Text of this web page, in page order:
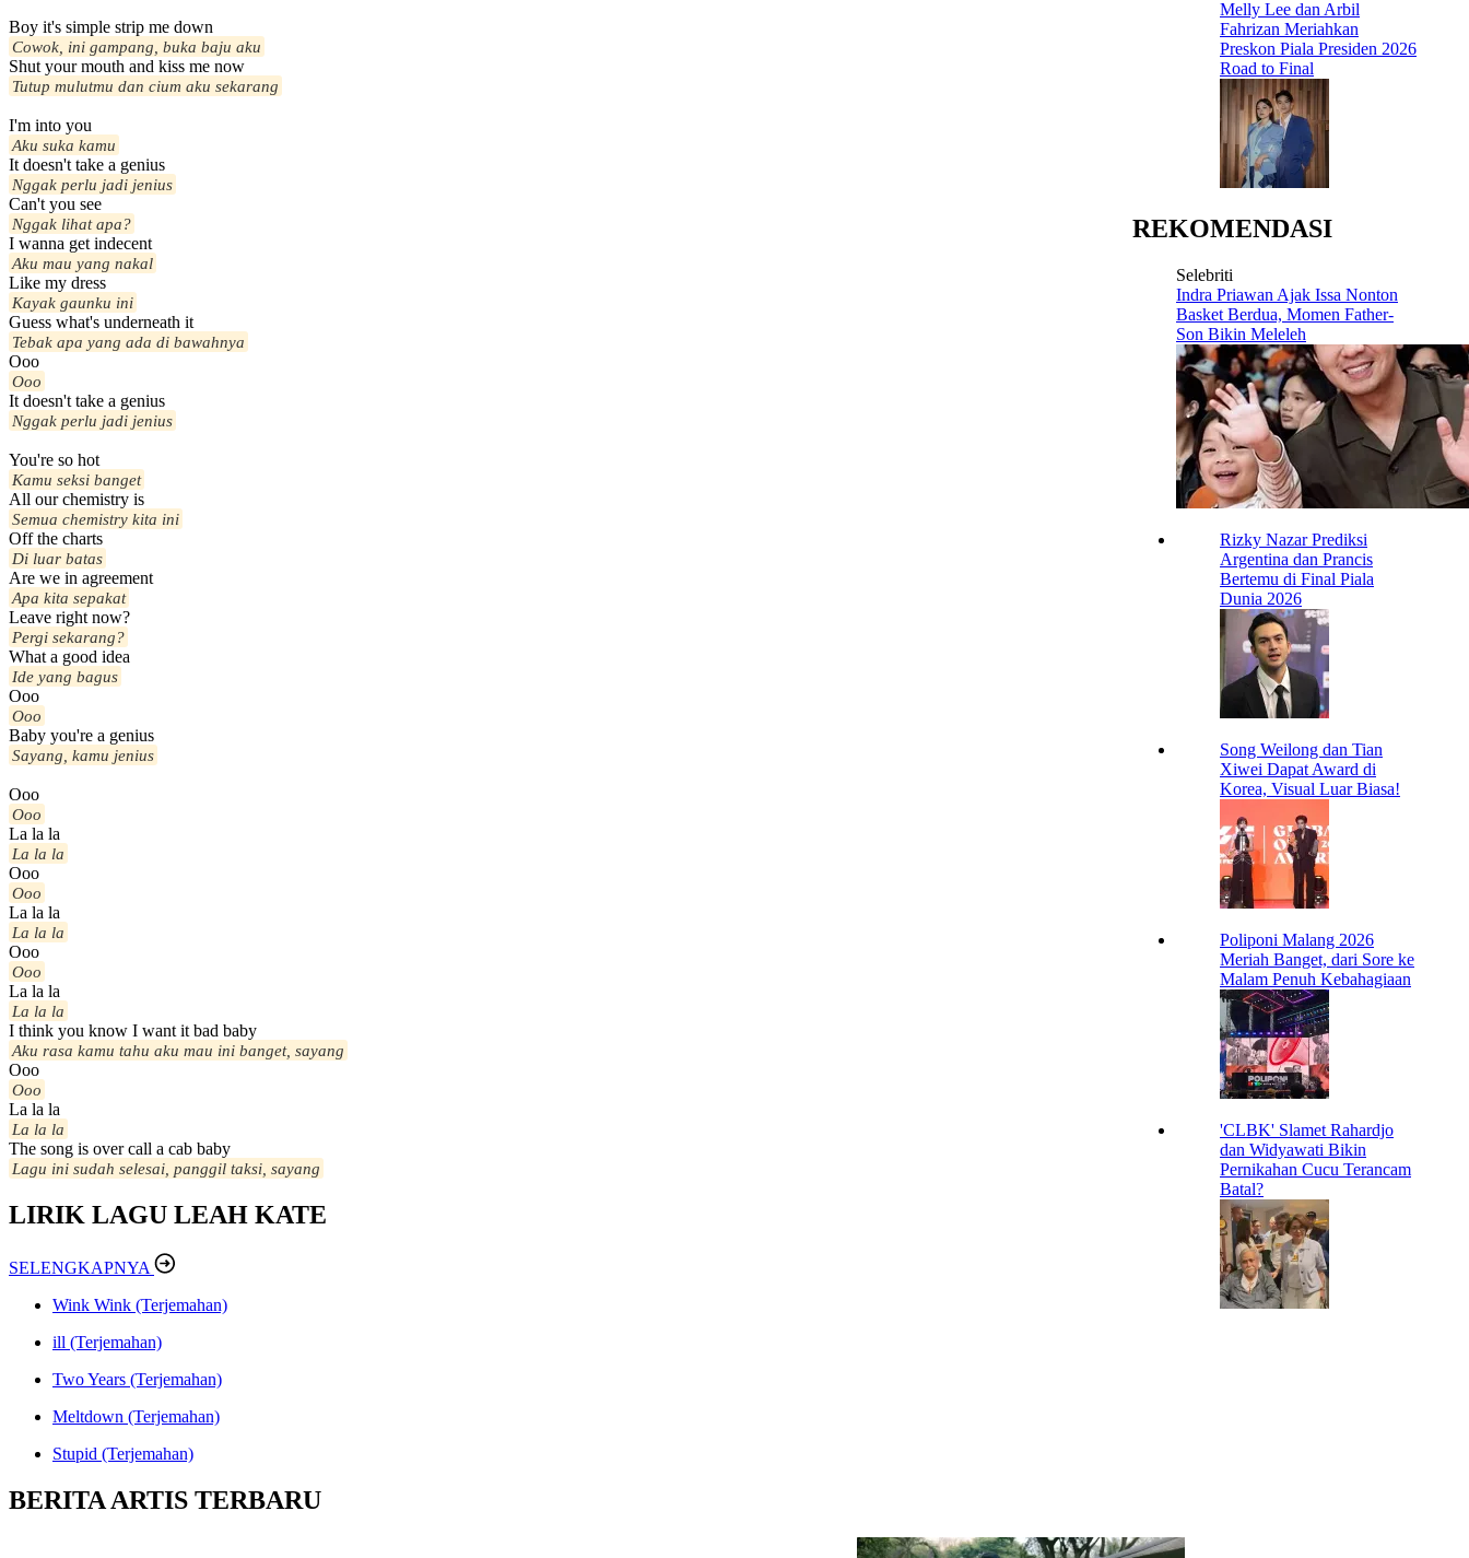
Boy it's simple strip me down
Cowok, ini gampang, buka baju aku
Shut your mouth and kiss me now
Tutup mulutmu dan cium aku sekarang
I'm into you
Aku suka kamu
It doesn't take a genius
Nggak perlu jadi jenius
Can't you see
Nggak lihat apa?
I wanna get indecent
Aku mau yang nakal
Like my dress
Kayak gaunku ini
Guess what's underneath it
Tebak apa yang ada di bawahnya
Ooo
Ooo
It doesn't take a genius
Nggak perlu jadi jenius
You're so hot
Kamu seksi banget
All our chemistry is
Semua chemistry kita ini
Off the charts
Di luar batas
Are we in agreement
Apa kita sepakat
Leave right now?
Pergi sekarang?
What a good idea
Ide yang bagus
Ooo
Ooo
Baby you're a genius
Sayang, kamu jenius
Ooo
Ooo
La la la
La la la
Ooo
Ooo
La la la
La la la
Ooo
Ooo
La la la
La la la
I think you know I want it bad baby
Aku rasa kamu tahu aku mau ini banget, sayang
Ooo
Ooo
La la la
La la la
The song is over call a cab baby
Lagu ini sudah selesai, panggil taksi, sayang
LIRIK LAGU LEAH KATE
SELENGKAPNYA
Wink Wink (Terjemahan)
ill (Terjemahan)
Two Years (Terjemahan)
Meltdown (Terjemahan)
Stupid (Terjemahan)
BERITA ARTIS TERBARU
Melly Lee dan Arbil
Fahrizan Meriahkan
Preskon Piala Presiden 2026
Road to Final
REKOMENDASI
Selebriti
Indra Priawan Ajak Issa Nonton
Basket Berdua, Momen Father-
Son Bikin Meleleh
Rizky Nazar Prediksi
Argentina dan Prancis
Bertemu di Final Piala
Dunia 2026
Song Weilong dan Tian
Xiwei Dapat Award di
Korea, Visual Luar Biasa!
Poliponi Malang 2026
Meriah Banget, dari Sore ke
Malam Penuh Kebahagiaan
'CLBK' Slamet Rahardjo
dan Widyawati Bikin
Pernikahan Cucu Terancam
Batal?